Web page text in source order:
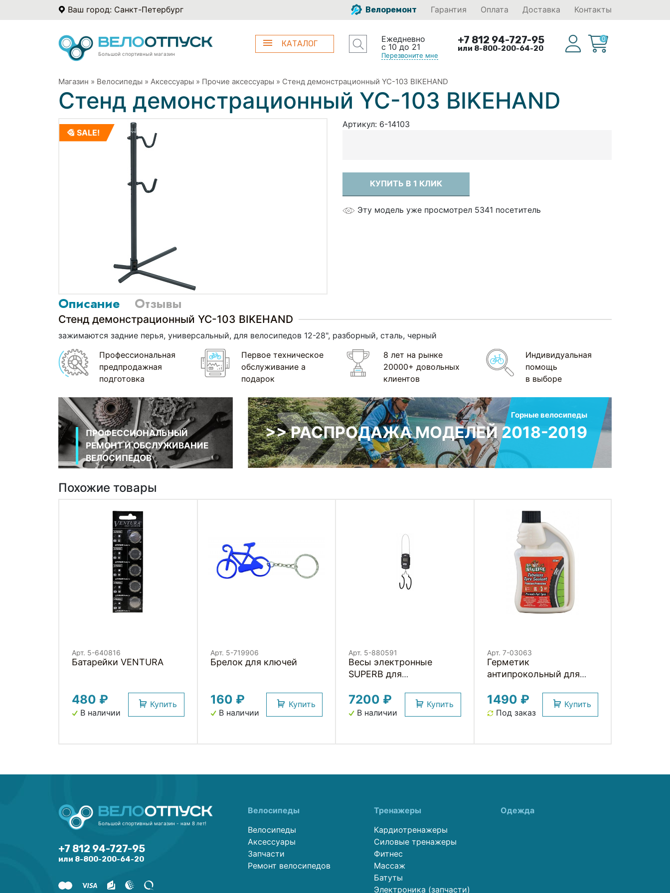
Ваш город: Санкт-Петербург Велоремонт Гарантия Оплата Доставка Контакты
Большой спортивный магазин
КАТАЛОГ
Ежедневно
с 10 до 21
Перезвоните мне
+7 812 94-727-95
или 8-800-200-64-20
0
Магазин » Велосипеды » Аксессуары » Прочие аксессуары » Стенд демонстрационный YC-103 BIKEHAND
Стенд демонстрационный YC-103 BIKEHAND
SALE!
Артикул: 6-14103
КУПИТЬ В 1 КЛИК
Эту модель уже просмотрел 5341 посетитель
Описание Отзывы
Стенд демонстрационный YC-103 BIKEHAND
зажимаются задние перья, универсальный, для велосипедов 12-28", разборный, сталь, черный
Профессиональная
предпродажная
подготовка
Первое техническое
обслуживание а
подарок
8 лет на рынке
20000+ довольных
клиентов
Индивидуальная
помощь
в выборе
ПРОФЕССИОНАЛЬНЫЙ
РЕМОНТ И ОБСЛУЖИВАНИЕ
ВЕЛОСИПЕДОВ
Горные велосипеды
>> РАСПРОДАЖА МОДЕЛЕЙ 2018-2019
Похожие товары
Арт. 5-640816
Батарейки VENTURA
480 ₽
В наличии
Купить
Арт. 5-719906
Брелок для ключей
160 ₽
В наличии
Купить
Арт. 5-880591
Весы электронные
SUPERB для
7200 ₽
В наличии
Купить
Арт. 7-03063
Герметик
антипрокольный для
DR. SLUDGE WELDTITE
1490 ₽
Под заказ
Купить
Большой спортивный магазин - нам 8 лет!
+7 812 94-727-95
или 8-800-200-64-20
Велосипеды
Велосипеды
Аксессуары
Запчасти
Ремонт велосипедов
Тренажеры
Кардиотренажеры
Силовые тренажеры
Фитнес
Массаж
Батуты
Электроника (запчасти)
Одежда